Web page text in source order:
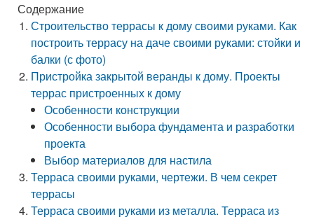
Содержание
Строительство террасы к дому своими руками. Как
построить террасу на даче своими руками: стойки и
балки (с фото)
Пристройка закрытой веранды к дому. Проекты
террас пристроенных к дому
Особенности конструкции
Особенности выбора фундамента и разработки
проекта
Выбор материалов для настила
Терраса своими руками, чертежи. В чем секрет
террасы
Терраса своими руками из металла. Терраса из